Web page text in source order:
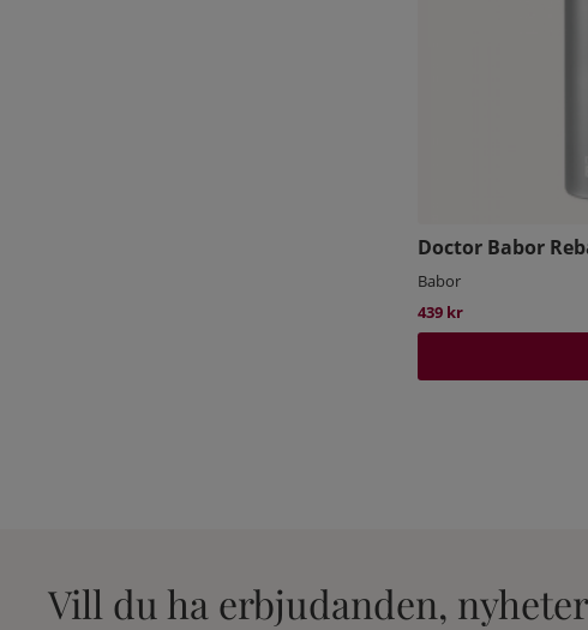
Doctor Babor
Babor
439 kr
Vill du ha erbjudanden,